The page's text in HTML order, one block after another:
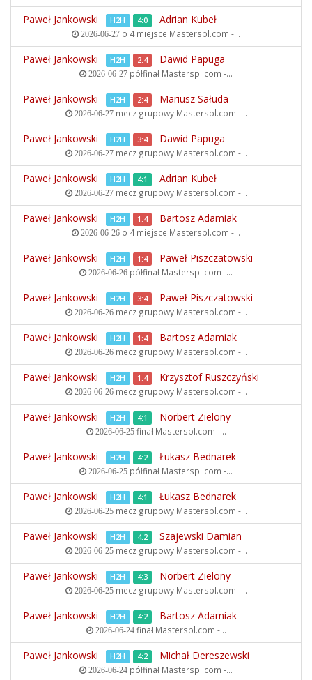
Paweł Jankowski H2H 4:0 Adrian Kubeł
2026-06-27 o 4 miejsce Masterspl.com -...
Paweł Jankowski H2H 2:4 Dawid Papuga
2026-06-27 półfinał Masterspl.com -...
Paweł Jankowski H2H 2:4 Mariusz Sałuda
2026-06-27mecz grupowy Masterspl.com -...
Paweł Jankowski H2H 3:4 Dawid Papuga
2026-06-27mecz grupowy Masterspl.com -...
Paweł Jankowski H2H 4:1 Adrian Kubeł
2026-06-27mecz grupowy Masterspl.com -...
Paweł Jankowski H2H 1:4 Bartosz Adamiak
2026-06-26 o 4 miejsce Masterspl.com -...
Paweł Jankowski H2H 1:4 Paweł Piszczatowski
2026-06-26 półfinał Masterspl.com -...
Paweł Jankowski H2H 3:4 Paweł Piszczatowski
2026-06-26mecz grupowy Masterspl.com -...
Paweł Jankowski H2H 1:4 Bartosz Adamiak
2026-06-26mecz grupowy Masterspl.com -...
Paweł Jankowski H2H 1:4 Krzysztof Ruszczyński
2026-06-26mecz grupowy Masterspl.com -...
Paweł Jankowski H2H 4:1 Norbert Zielony
2026-06-25finał Masterspl.com -...
Paweł Jankowski H2H 4:2 Łukasz Bednarek
2026-06-25 półfinał Masterspl.com -...
Paweł Jankowski H2H 4:1 Łukasz Bednarek
2026-06-25mecz grupowy Masterspl.com -...
Paweł Jankowski H2H 4:2 Szajewski Damian
2026-06-25mecz grupowy Masterspl.com -...
Paweł Jankowski H2H 4:3 Norbert Zielony
2026-06-25mecz grupowy Masterspl.com -...
Paweł Jankowski H2H 4:2 Bartosz Adamiak
2026-06-24finał Masterspl.com -...
Paweł Jankowski H2H 4:2 Michał Dereszewski
2026-06-24 półfinał Masterspl.com -...